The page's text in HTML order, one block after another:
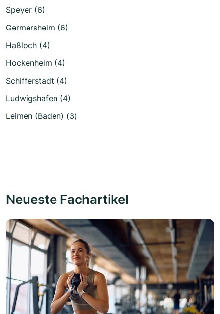
Speyer (6)
Germersheim (6)
Haßloch (4)
Hockenheim (4)
Schifferstadt (4)
Ludwigshafen (4)
Leimen (Baden) (3)
Neueste Fachartikel